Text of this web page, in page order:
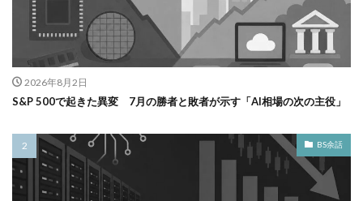
2026年8月2日
S&P 500で起きた異変 7月の勝者と敗者が示す「AI相場の次の主役」
BS余話